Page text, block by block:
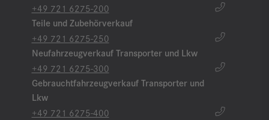
+49 721 6275-200
Teile und Zubehörverkauf
+49 721 6275-250
Neufahrzeugverkauf Transporter und Lkw
+49 721 6275-300
Gebrauchtfahrzeugverkauf Transporter und
Lkw
+49 721 6275-400